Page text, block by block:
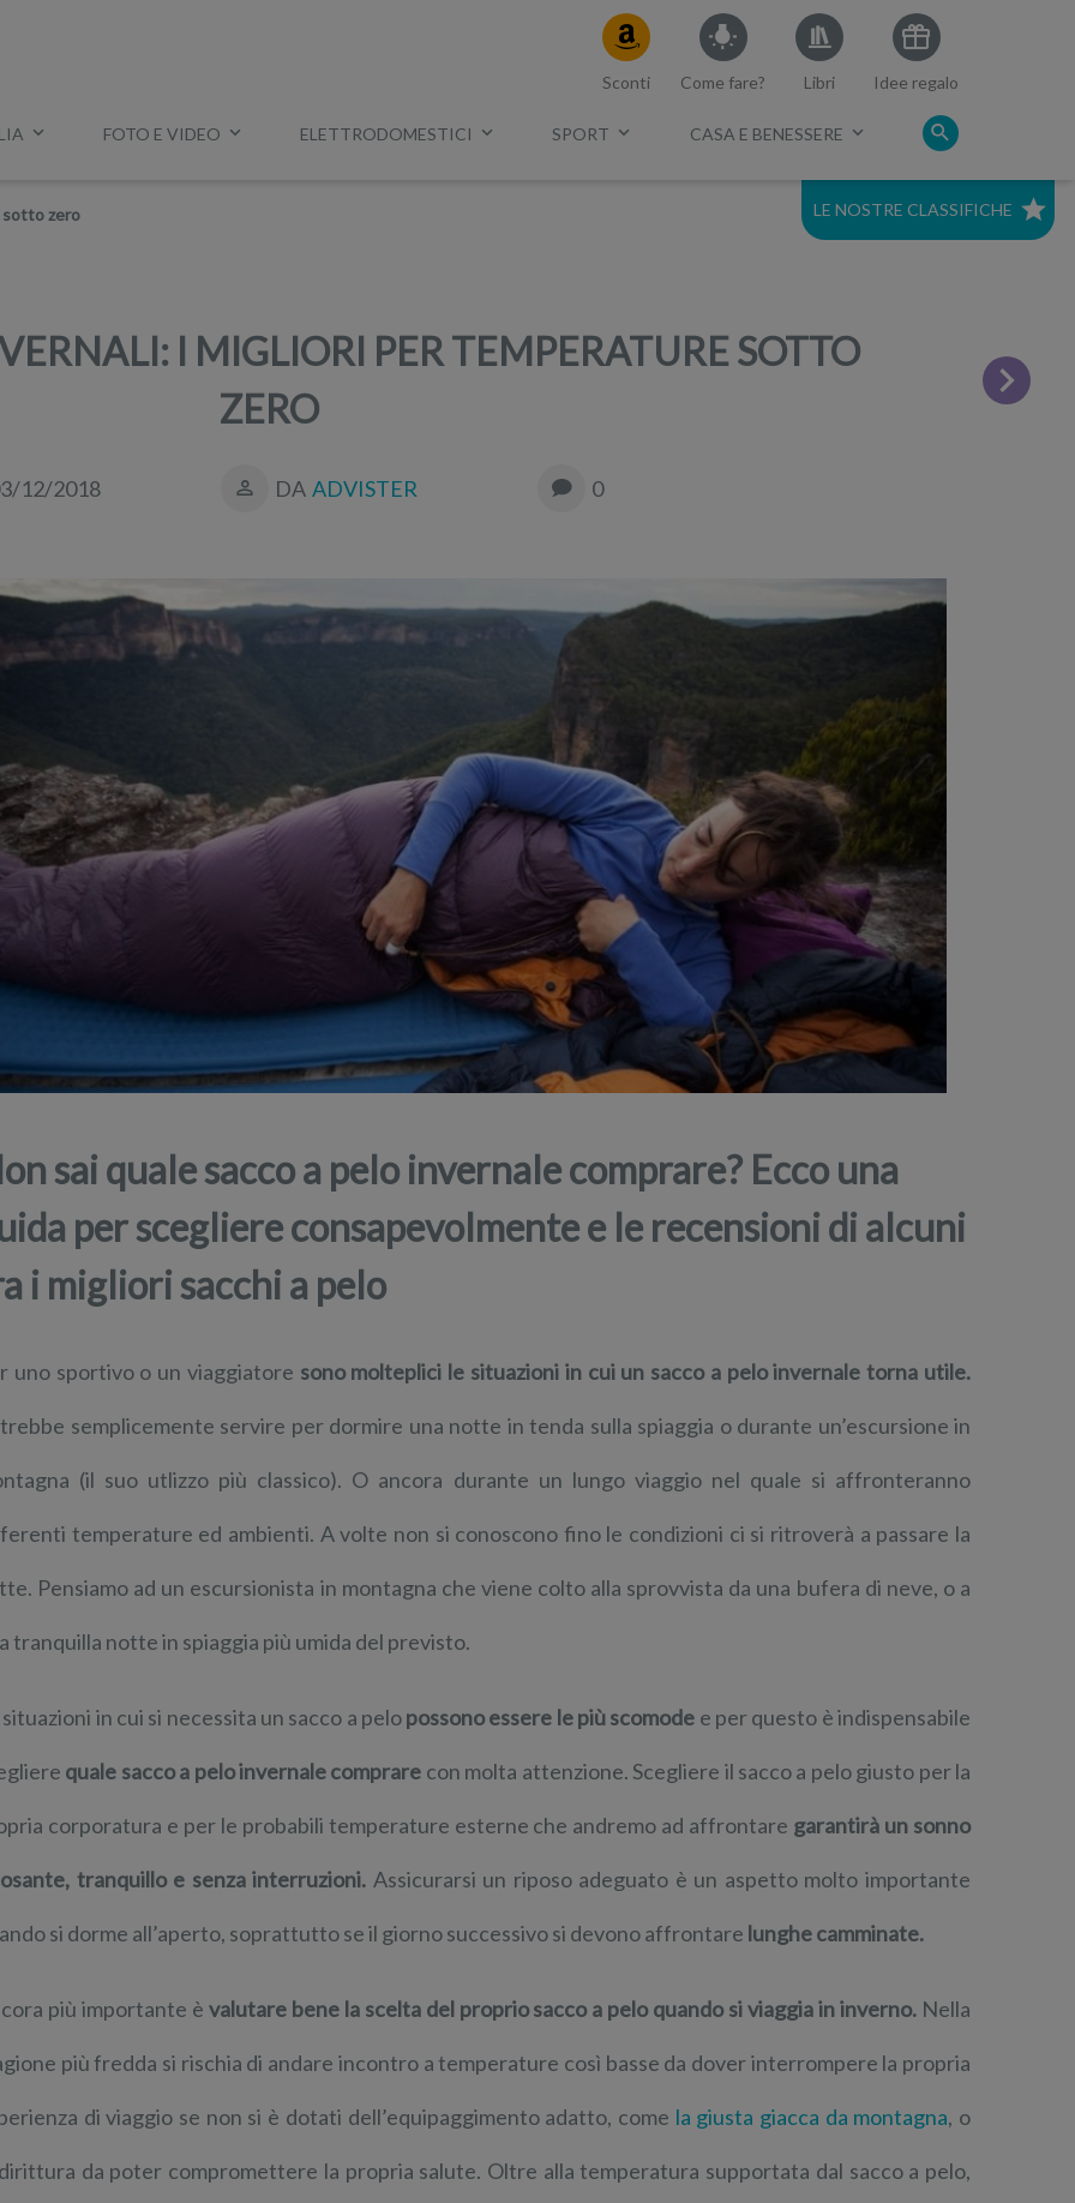
Sconti Come fare? Libri Idee regalo
FOTO E VIDEO ELETTRODOMESTICI SPORT CASA E BENESSERE
miglior tv
sotto zero LE NOSTRE CLASSIFICHE
I MIGLIORI PER TEMPERATURE SOTTO
ZERO
12/2018 DA ADVISTER 0
sai quale sacco a pelo invernale comprare? Ecco una
per scegliere consapevolmente e le recensioni di alcuni
i migliori sacchi a pelo
uno sportivo o un viaggiatore sono molteplici le situazioni in cui un sacco a pelo invernale torna utile.
semplicemente servire per dormire una notte in tenda sulla spiaggia o durante un’escursione in
(il suo utlizzo più classico). O ancora durante un lungo viaggio nel quale si affronteranno
temperature ed ambienti. A volte non si conoscono fino le condizioni ci si ritroverà a passare la
Pensiamo ad un escursionista in montagna che viene colto alla sprovvista da una bufera di neve, o a
tranquilla notte in spiaggia più umida del previsto.
situazioni in cui si necessita un sacco a pelopossono essere le più scomode e per questo è indispensabile
quale sacco a pelo invernale comprare con molta attenzione. Scegliere il sacco a pelo giusto per la
corporatura e per le probabili temperature esterne che andremo ad affrontare garantirà un sonno
tranquillo e senza interruzioni. Assicurarsi un riposo adeguato è un aspetto molto importante
si dorme all’aperto, soprattutto se il giorno successivo si devono affrontare lunghe camminate.
più importante è valutare bene la scelta del proprio sacco a pelo quando si viaggia in inverno. Nella
più fredda si rischia di andare incontro a temperature così basse da dover interrompere la propria
di viaggio se non si è dotati dell’equipaggimento adatto, come la giusta giacca da montagna, o
da poter compromettere la propria salute. Oltre alla temperatura supportata dal sacco a pelo,